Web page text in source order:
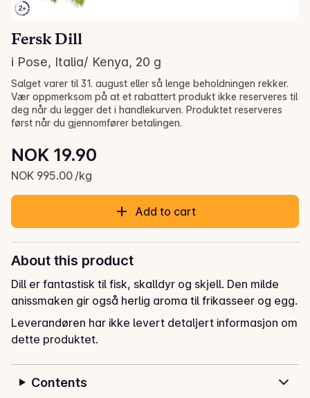
Fersk Dill
i Pose, Italia/ Kenya, 20 g
Current price is: NOK 19.90
NOK 19.90
NOK 995.00 /kg
Unit price: NOK 995.00 /kg
Salget varer til 31. august eller så lenge beholdningen rekker.
Vær oppmerksom på at et rabattert produkt ikke reserveres til
deg når du legger det i handlekurven. Produktet reserveres
først når du gjennomfører betalingen.
Add to cart
About this product
Dill er fantastisk til fisk, skalldyr og skjell. Den milde
anissmaken gir også herlig aroma til frikasseer og egg.
Leverandøren har ikke levert detaljert informasjon om
dette produktet.
Contents